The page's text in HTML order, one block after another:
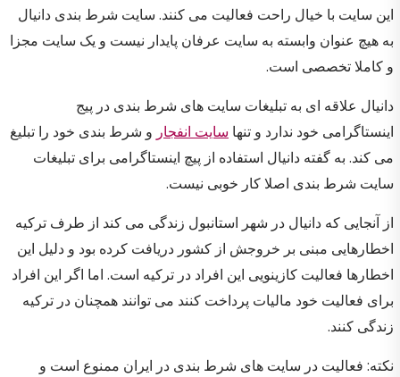
این سایت با خیال راحت فعالیت می کنند. سایت شرط بندی دانیال
به هیچ عنوان وابسته به سایت عرفان پایدار نیست و یک سایت مجزا
و کاملا تخصصی است.
دانیال علاقه ای به تبلیغات سایت های شرط بندی در پیج
اینستاگرامی خود ندارد و تنها سایت انفجار و شرط بندی خود را تبلیغ
می کند. به گفته دانیال استفاده از پیچ اینستاگرامی برای تبلیغات
سایت شرط بندی اصلا کار خوبی نیست.
از آنجایی که دانیال در شهر استانبول زندگی می کند از طرف ترکیه
اخطارهایی مبنی بر خروجش از کشور دریافت کرده بود و دلیل این
اخطارها فعالیت کازینویی این افراد در ترکیه است. اما اگر این افراد
برای فعالیت خود مالیات پرداخت کنند می توانند همچنان در ترکیه
زندگی کنند.
نکته: فعالیت در سایت های شرط بندی در ایران ممنوع است و